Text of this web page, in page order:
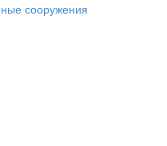
сооружения